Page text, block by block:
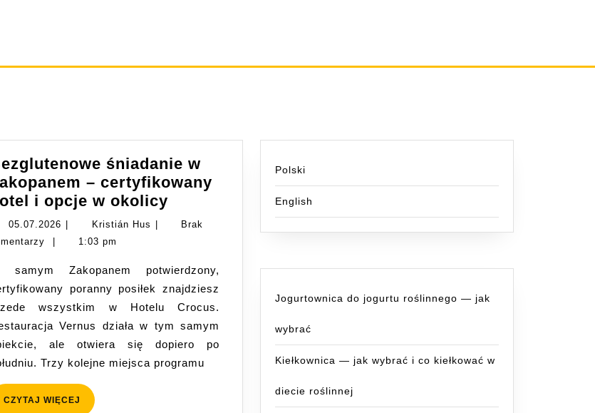
śniadanie w
– certyfikowany
i opcje w okolicy Bezglutenowe
śniadanie
–
certyfikowany
hotel
i
opcje
w
05.07.2026 05.07.2026Kristián Hus KristiánBrak
1:03 pm
poranny posiłek znajdziesz
wszystkim w Hotelu Crocus.
Vernus działa w tym samym
ale otwiera się dopiero po
Trzy kolejne miejsca programu
CZYTAJ WIĘCEJ CZYTAJ
Polski
English
Jogurtownica do jogurtu roślinnego — jak
wybrać
Kiełkownica — jak wybrać i co kiełkować w
diecie roślinnej